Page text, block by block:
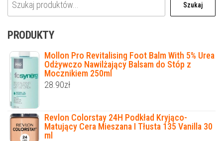
Szukaj
PRODUKTY
Mollon Pro Revitalising Foot Balm With 5% Urea
Odżywczo Nawilżający Balsam do Stóp z
Mocznikiem 250ml
28.90zł
Revlon Colorstay 24H Podkład Kryjąco-
Matujący Cera Mieszana I Tłusta 135 Vanilla 30
ml